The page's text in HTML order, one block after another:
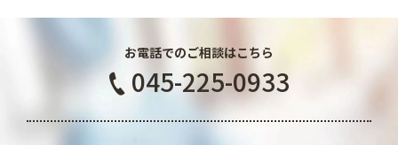
お電話でのご相談はこちら
045-225-0933